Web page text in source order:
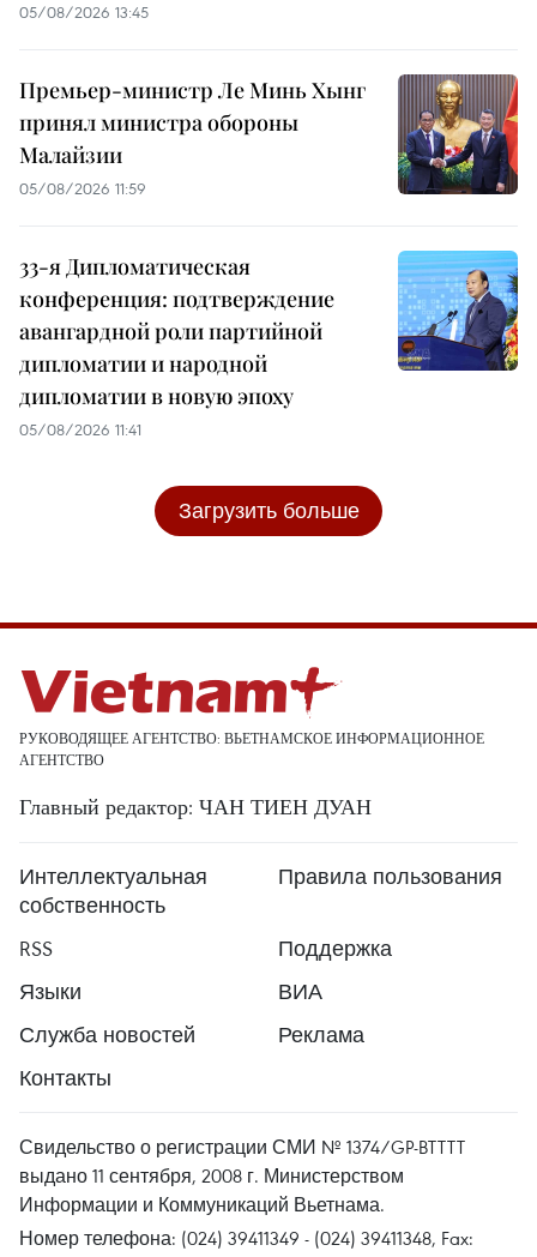
05/08/2026 13:45
Премьер-министр Ле Минь Хынг
принял министра обороны
Малайзии
05/08/2026 11:59
33-я Дипломатическая
конференция: подтверждение
авангардной роли партийной
дипломатии и народной
дипломатии в новую эпоху
05/08/2026 11:41
Загрузить больше
РУКОВОДЯЩЕЕ АГЕНТСТВО: ВЬЕТНАМСКОЕ ИНФОРМАЦИОННОЕ
АГЕНТСТВО
Главный редактор: ЧАН ТИЕН ДУАН
Интеллектуальная
собственность
Правила пользования
RSS
Поддержка
Языки
ВИА
Служба новостей
Реклама
Контакты
Свидельство о регистрации СМИ № 1374/GP-BTTTT
выдано 11 сентября, 2008 г. Министерством
Информации и Коммуникаций Вьетнама.
Номер телефона: (024) 39411349 - (024) 39411348, Fax: